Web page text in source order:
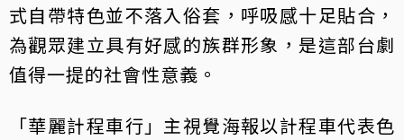
式自帶特色並不落入俗套，呼吸感十足貼合，
為觀眾建立具有好感的族群形象，是這部台劇
值得一提的社會性意義。
「華麗計程車行」主視覺海報以計程車代表色